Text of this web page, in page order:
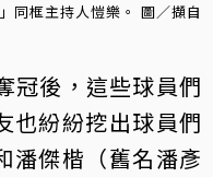
同框主持人愷樂。 圖／擷自
冠後，這些球員們
也紛紛挖出球員們
潘傑楷（舊名潘彥